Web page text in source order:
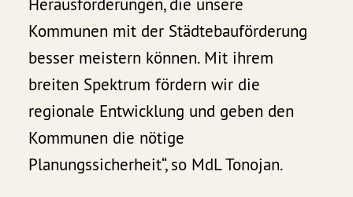
Herausforderungen, die unsere
Kommunen mit der Städtebauförderung
besser meistern können. Mit ihrem
breiten Spektrum fördern wir die
regionale Entwicklung und geben den
Kommunen die nötige
Planungssicherheit“, so MdL Tonojan.